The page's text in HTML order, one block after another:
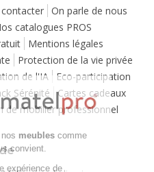
On parle de nous
catalogues PROS
Mentions légales
Protection de la vie privée
de l'IA
Eco-participation
Sérénité
Cartes cadeaux
de mobilier professionnel
pour nosmeubles
qui vous convient.
offrir une expérience de